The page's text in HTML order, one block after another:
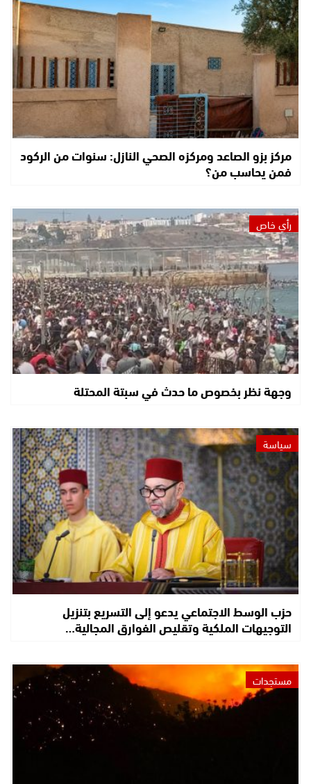
مركز بزو الصاعد ومركزه الصحي النازل: سنوات من الركود
فمن يحاسب من؟
رأي خاص
وجهة نظر بخصوص ما حدث في سبتة المحتلة
سياسة
حزب الوسط الاجتماعي يدعو إلى التسريع بتنزيل
التوجيهات الملكية وتقليص الفوارق المجالية…
مستجدات